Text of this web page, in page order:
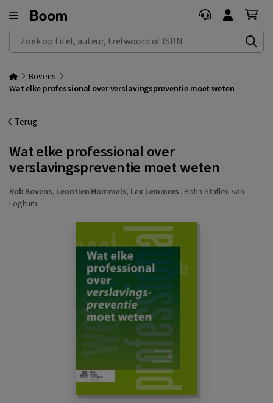
Zoek op titel, auteur, trefwoord of ISBN
Bovens
Wat elke professional over verslavingspreventie moet weten
Terug
Wat elke professional over
verslavingspreventie moet weten
Rob Bovens, Leontien Hommels, Lex Lemmers | Bohn Stafleu van
Loghum